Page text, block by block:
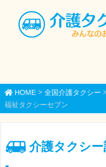
HOME> 全国介護タクシー
福祉タクシーセブン
介護タクシ